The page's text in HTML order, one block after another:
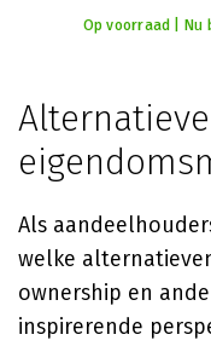
Op voorraad | Nu
Alternatieve
Als
welke
ownership en
inspirerende